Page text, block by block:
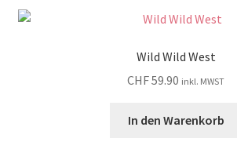
Wild Wild West
CHF59.90 inkl. MWST
In den Warenkorb